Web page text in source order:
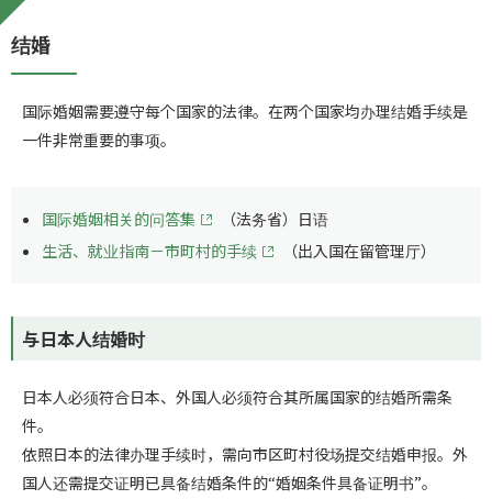
结婚
国际婚姻需要遵守每个国家的法律。在两个国家均办理结婚手续是
一件非常重要的事项。
国际婚姻相关的问答集
（法务省）日语
生活、就业指南－市町村的手续
（出入国在留管理厅）
与日本人结婚时
日本人必须符合日本、外国人必须符合其所属国家的结婚所需条
件。
依照日本的法律办理手续时，需向市区町村役场提交结婚申报。外
国人还需提交证明已具备结婚条件的“婚姻条件具备证明书”。